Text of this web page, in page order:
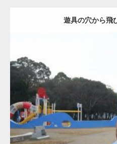
遊具の穴から飛
Update:
Category: その
ダウンロード